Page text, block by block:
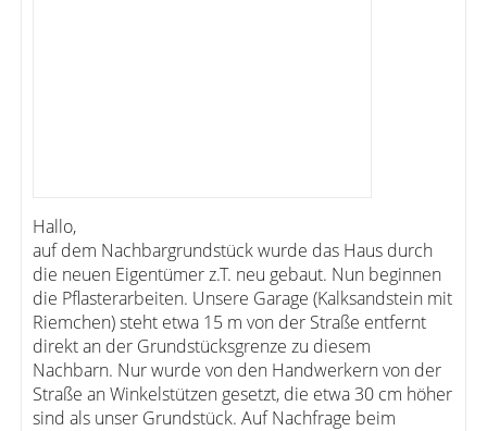
Hallo,
auf dem Nachbargrundstück wurde das Haus durch
die neuen Eigentümer z.T. neu gebaut. Nun beginnen
die Pflasterarbeiten. Unsere Garage (Kalksandstein mit
Riemchen) steht etwa 15 m von der Straße entfernt
direkt an der Grundstücksgrenze zu diesem
Nachbarn. Nur wurde von den Handwerkern von der
Straße an Winkelstützen gesetzt, die etwa 30 cm höher
sind als unser Grundstück. Auf Nachfrage beim